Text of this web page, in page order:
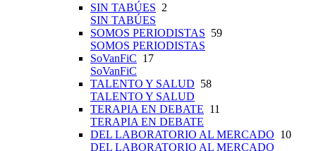
SIN TABÚES 2
SIN TABÚES
SOMOS PERIODISTAS 59
SOMOS PERIODISTAS
SoVanFiC 17
SoVanFiC
TALENTO Y SALUD 58
TALENTO Y SALUD
TERAPIA EN DEBATE 11
TERAPIA EN DEBATE
DEL LABORATORIO AL MERCADO 10
DEL LABORATORIO AL MERCADO